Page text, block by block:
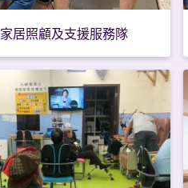
家居照顧及支援服務隊